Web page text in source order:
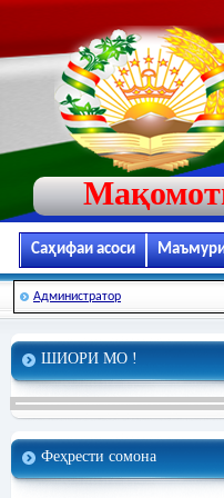
Саҳифаи асоси
Администратор
ШИОРИ МО !
Феҳрести сомона